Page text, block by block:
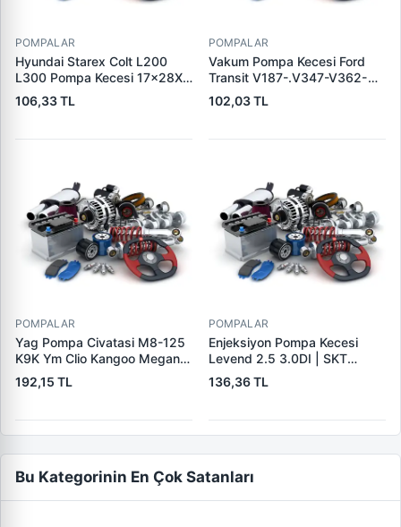
POMPALAR
Hyundai Starex Colt L200
L300 Pompa Kecesi 17×28X7
| 3E 582132142021 | OEM
2132142021
106,33 TL
POMPALAR
Vakum Pompa Kecesi Ford
Transit V187-.V347-V362-
V363 Minibus Hafif Ticari,
Peugeot Boxer, Citroen
65,00X70,00 / 76,50X9,00 |
102,03 TL
POMPALAR
Yag Pompa Civatasi M8-125
K9K Ym Clio Kangoo Megane
Clio 4 Sandero Duster Lodgy
Dokker | VITESSE 258 | OEM
192,15 TL
POMPALAR
Enjeksiyon Pompa Kecesi
Levend 2.5 3.0DI | SKT
040281 | OEM 79023584
136,36 TL
Bu Kategorinin En Çok Satanları